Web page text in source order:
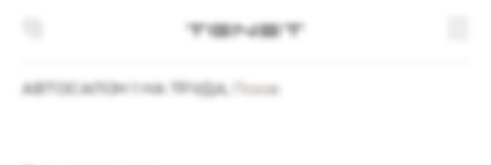
АВТОСАЛОН 1 НА ТРУДА, Псков